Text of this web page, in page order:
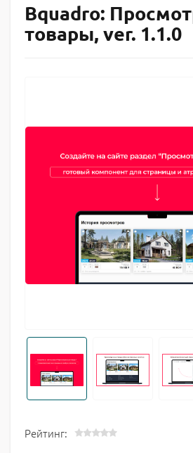
Bquadro:
товары, ver. 1.1.0
Рейтинг: